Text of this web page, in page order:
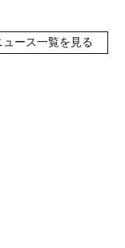
ュース一覧を見る